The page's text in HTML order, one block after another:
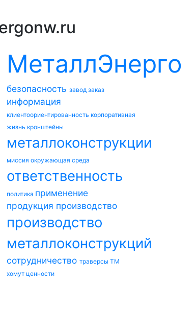
МеталлЭнерго
безопасность завод заказ
информация
клиентоориентированность корпоративная
жизнь кронштейны
металлоконструкции
миссия окружающая среда
ответственность
политика применение
продукция производство
производство
металлоконструкций
сотрудничество траверсы ТМ
хомут ценности